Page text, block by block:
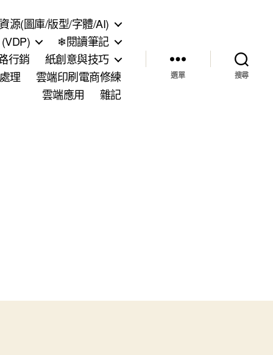
源(圖庫/版型/字體/AI)
❄閱讀筆記
行銷
紙創意與技巧
理
雲端印刷電商修練
雲端應用
雜記
選單 搜尋